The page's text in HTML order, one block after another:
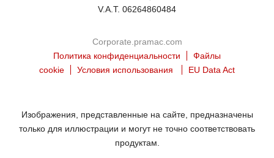
V.A.T. 06264860484
Corporate.pramac.com
Политика конфиденциальности
Файлы
cookie
Условия использования EU Data Act
Изображения, представленные на сайте, предназначены
только для иллюстрации и могут не точно соответствовать
продуктам.